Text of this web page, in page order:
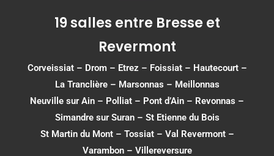
19 salles entre Bresse et
Revermont
Corveissiat– Drom– Etrez – Foissiat– Hautecourt–
La Tranclière – Marsonnas – Meillonnas
Neuville sur Ain – Polliat – Pont d’Ain – Revonnas –
Simandre sur Suran– St Etienne du Bois
St Martin du Mont– Tossiat– Val Revermont–
Varambon– Villereversure